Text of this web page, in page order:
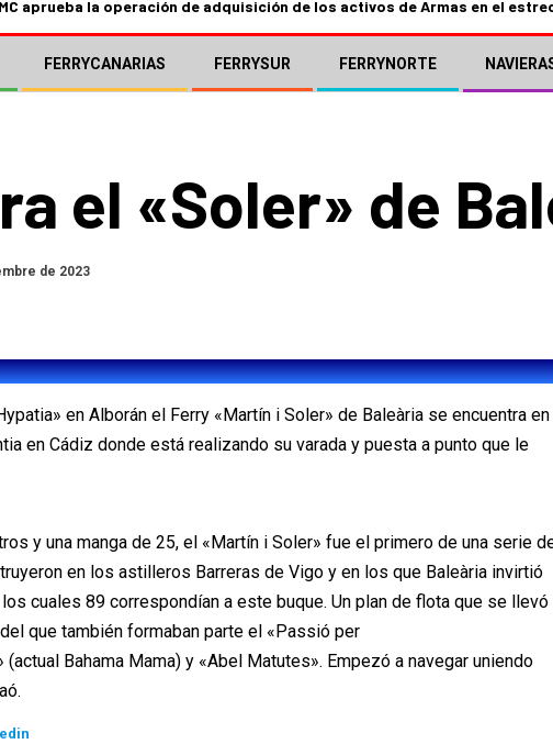
aprueba la operación de adquisición de los activos de Armas en el
FERRYCANARIAS FERRYSUR FERRYNORTE
el «Soler» de
de 2023
en Alborán el Ferry «Martín i Soler» de Baleària se encuentra en
en Cádiz donde está realizando su varada y puesta a punto que le
y una manga de 25, el «Martín i Soler» fue el primero de una serie
en los astilleros Barreras de Vigo y en los que Baleària invirtió
cuales 89 correspondían a este buque. Un plan de flota que se llevó
que también formaban parte el «Passió per
(actual Bahama Mama) y «Abel Matutes». Empezó a navegar uniendo